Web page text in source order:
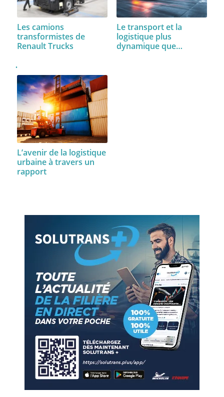
Les camions
transformistes de
Renault Trucks
Le transport et la
logistique plus
dynamique que…
L’avenir de la logistique
urbaine à travers un
rapport